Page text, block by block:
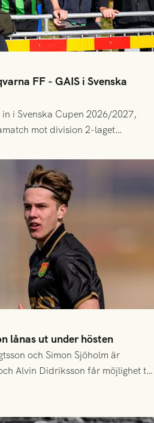
FF - GAIS i Svenska
i Svenska Cupen 2026/2027,
mot division 2-laget
stötta grönsvart på plats!
lånas ut under hösten
och Simon Sjöholm är
Alvin Didriksson får möjlighet till